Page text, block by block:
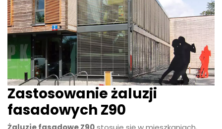
Zastosowanie żaluzji
fasadowych Z90